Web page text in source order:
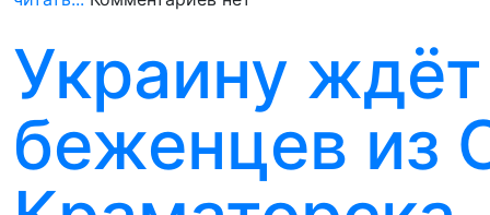
Украину
беженцев из